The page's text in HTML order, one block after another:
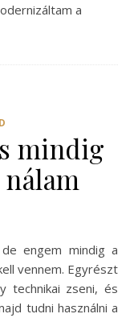
a
mindig
vennem. Egyrészt
technikai zseni, és
tudni használni a